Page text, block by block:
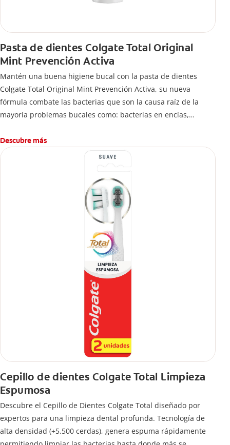
Pasta de dientes Colgate Total Original
Mint Prevención Activa
Mantén una buena higiene bucal con la pasta de dientes
Colgate Total Original Mint Prevención Activa, su nueva
fórmula combate las bacterias que son la causa raíz de la
mayoría problemas bucales como: bacterias en encías,
caries.
Descubre más
Cepillo de dientes Colgate Total Limpieza
Espumosa
Descubre el Cepillo de Dientes Colgate Total diseñado por
expertos para una limpieza dental profunda. Tecnología de
alta densidad (+5.500 cerdas), genera espuma rápidamente